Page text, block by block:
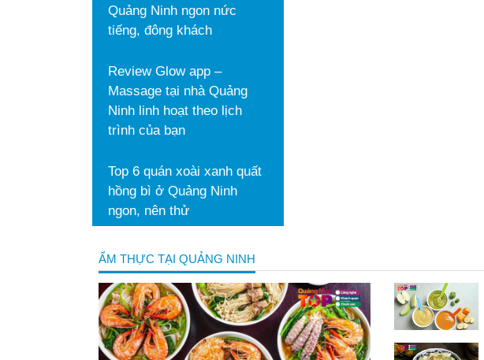
Quảng Ninh ngon nức
tiếng, đông khách
Review Glow app –
Massage tại nhà Quảng
Ninh linh hoạt theo lịch
trình của bạn
Top 6 quán xoài xanh quất
hồng bì ở Quảng Ninh
ngon, nên thử
ẨM THỰC TẠI QUẢNG NINH